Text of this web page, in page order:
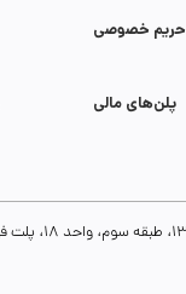
حریم خصوصی
پلن‌های مالی